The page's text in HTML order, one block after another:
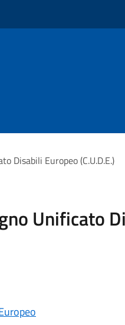
Disabili Europeo (C.U.D.E.)
Unificato